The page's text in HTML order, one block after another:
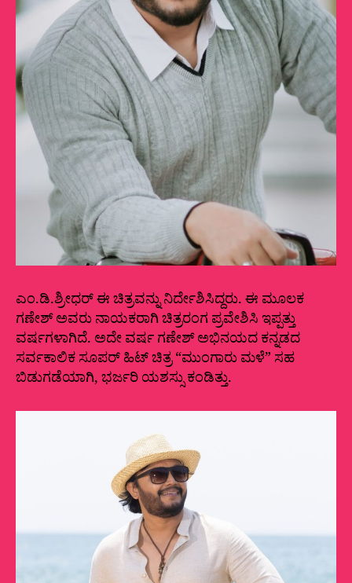
ಎಂ.ಡಿ.ಶ್ರೀಧರ್ ಈ ಚಿತ್ರವನ್ನು ನಿರ್ದೇಶಿಸಿದ್ದರು. ಈ ಮೂಲಕ
ಗಣೇಶ್ ಅವರು ನಾಯಕರಾಗಿ ಚಿತ್ರರಂಗ ಪ್ರವೇಶಿಸಿ ಇಪ್ಪತ್ತು
ವರ್ಷಗಳಾಗಿದೆ. ಅದೇ ವರ್ಷ ಗಣೇಶ್ ಅಭಿನಯದ ಕನ್ನಡದ
ಸರ್ವಕಾಲಿಕ ಸೂಪರ್ ಹಿಟ್ ಚಿತ್ರ “ಮುಂಗಾರು ಮಳೆ” ಸಹ
ಬಿಡುಗಡೆಯಾಗಿ, ಭರ್ಜರಿ ಯಶಸ್ಸು ಕಂಡಿತ್ತು.